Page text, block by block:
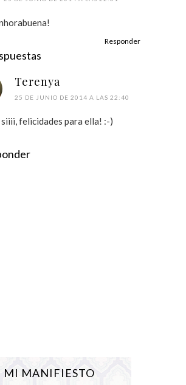
Responder
Terenya
25 DE JUNIO DE 2014 A LAS 22:40
siiii, felicidades para ella! :-)
MI MANIFIESTO